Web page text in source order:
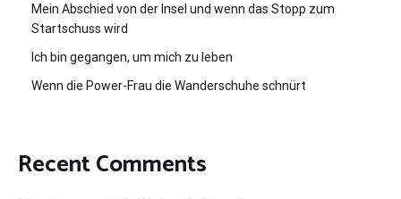
Mein Abschied von der Insel und wenn das Stopp zum
Startschuss wird
Ich bin gegangen, um mich zu leben
Wenn die Power-Frau die Wanderschuhe schnürt
Recent Comments